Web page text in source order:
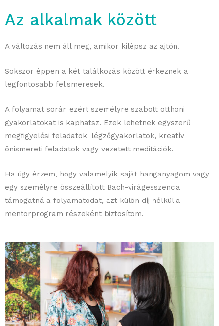
Az alkalmak között
A változás nem áll meg, amikor kilépsz az ajtón.
Sokszor éppen a két találkozás között érkeznek a
legfontosabb felismerések.
A folyamat során ezért személyre szabott otthoni
gyakorlatokat is kaphatsz. Ezek lehetnek egyszerű
megfigyelési feladatok, légzőgyakorlatok, kreatív
önismereti feladatok vagy vezetett meditációk.
Ha úgy érzem, hogy valamelyik saját hanganyagom vagy
egy személyre összeállított Bach-virágesszencia
támogatná a folyamatodat, azt külön díj nélkül a
mentorprogram részeként biztosítom.